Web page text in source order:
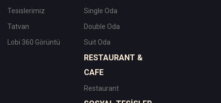
Tesislerimiz
Tatvan
Lobi 360 Görüntü
Single Oda
Double Oda
Suit Oda
RESTAURANT &
CAFE
Restaurant